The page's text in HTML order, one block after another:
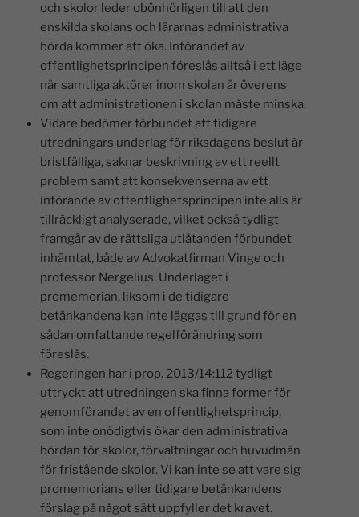
och skolor leder obönhörligen till att den
enskilda skolans och lärarnas administrativa
börda kommer att öka. Införandet av
offentlighetsprincipen föreslås alltså i ett läge
när samtliga aktörer inom skolan är överens
om att administrationen i skolan måste minska.
Vidare bedömer förbundet att tidigare
utredningars underlag för riksdagens beslut är
bristfälliga, saknar beskrivning av ett reellt
problem samt att konsekvenserna av ett
införande av offentlighetsprincipen inte alls är
tillräckligt analyserade, vilket också tydligt
framgår av de rättsliga utlåtanden förbundet
inhämtat, både av Advokatfirman Vinge och
professor Nergelius. Underlaget i
promemorian, liksom i de tidigare
betänkandena kan inte läggas till grund för en
sådan omfattande regelförändring som
föreslås.
Regeringen har i prop. 2013/14:112 tydligt
uttryckt att utredningen ska finna former för
genomförandet av en offentlighetsprincip,
som inte onödigtvis ökar den administrativa
bördan för skolor, förvaltningar och huvudmän
för fristående skolor. Vi kan inte se att vare sig
promemorians eller tidigare betänkandens
förslag på något sätt uppfyller det kravet.